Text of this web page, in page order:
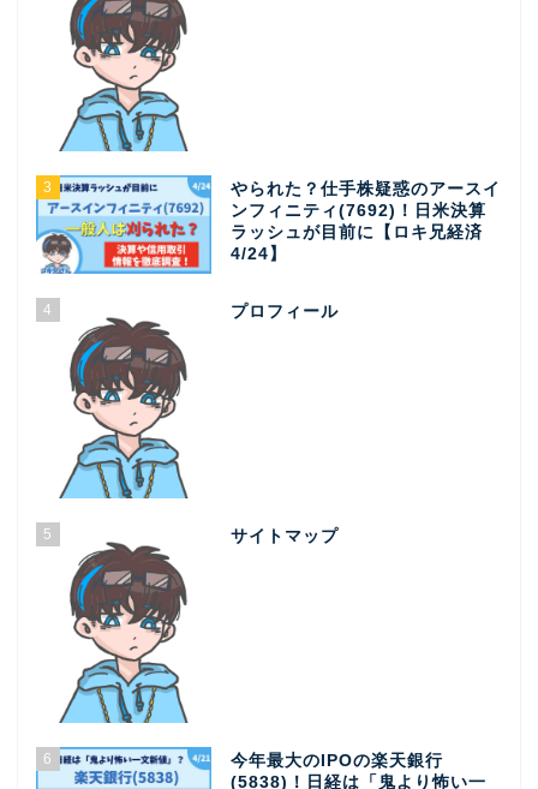
3
やられた？仕手株疑惑のアースイ
ンフィニティ(7692)！日米決算
ラッシュが目前に【ロキ兄経済
4/24】
4 プロフィール
5 サイトマップ
6
今年最大のIPOの楽天銀行
(5838)！日経は「鬼より怖い一